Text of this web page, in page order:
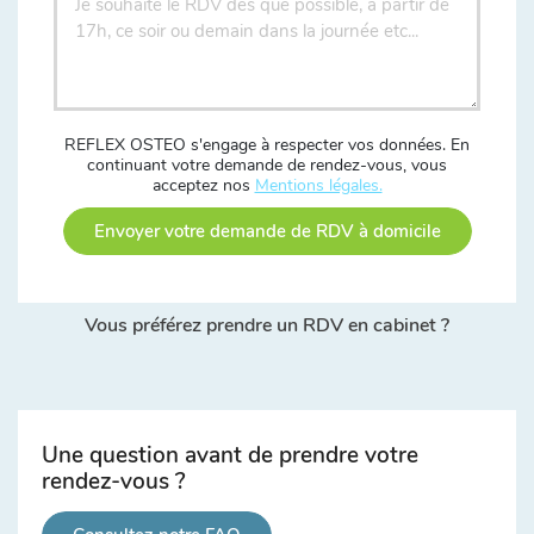
REFLEX OSTEO s'engage à respecter vos données. En
continuant votre demande de rendez-vous, vous
acceptez nos Mentions légales.
Envoyer votre demande de RDV à domicile
Vous préférez prendre un RDV en cabinet ?
Une question avant de prendre votre
rendez-vous ?